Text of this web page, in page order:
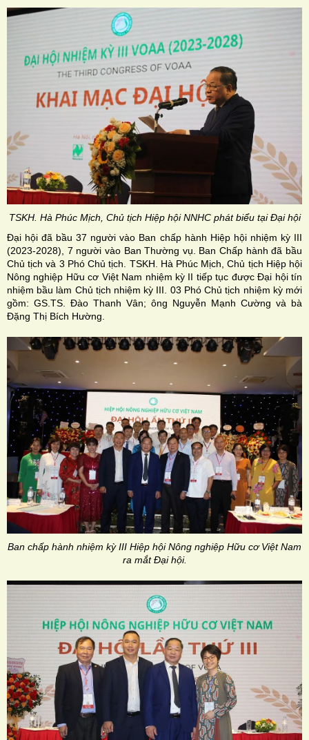
TSKH. Hà Phúc Mịch, Chủ tịch Hiệp hội NNHC phát biểu tại Đại hội
Đại hội đã bầu 37 người vào Ban chấp hành Hiệp hội nhiệm kỳ III
(2023-2028), 7 người vào Ban Thường vụ. Ban Chấp hành đã bầu
Chủ tịch và 3 Phó Chủ tịch. TSKH. Hà Phúc Mịch, Chủ tịch Hiệp hội
Nông nghiệp Hữu cơ Việt Nam nhiệm kỳ II tiếp tục được Đại hội tín
nhiệm bầu làm Chủ tịch nhiệm kỳ III. 03 Phó Chủ tịch nhiệm kỳ mới
gồm: GS.TS. Đào Thanh Vân; ông Nguyễn Mạnh Cường và bà
Đặng Thị Bích Hường.
Ban chấp hành nhiệm kỳ III Hiệp hội Nông nghiệp Hữu cơ Việt Nam
ra mắt Đại hội.